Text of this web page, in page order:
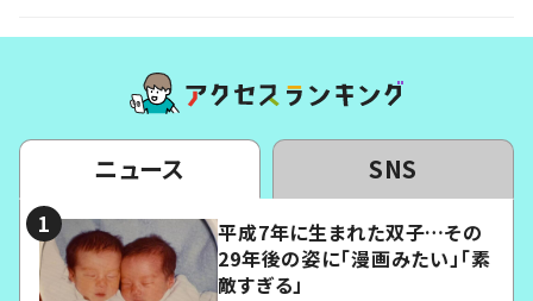
ニュース SNS
平成7年に生まれた双子…その
29年後の姿に「漫画みたい」「素
敵すぎる」